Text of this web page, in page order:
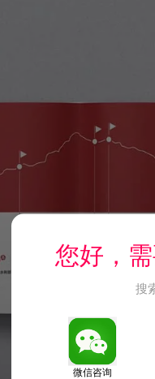
您好，
搜
微信咨询